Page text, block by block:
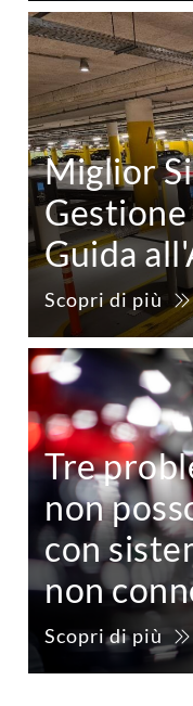
Miglior
Guida
Scopri di più
Tre
non
con
non
Scopri di più